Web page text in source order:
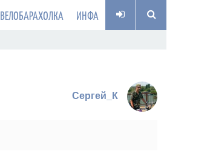
ВЕЛОБАРАХОЛКА ИНФА
Сергей_К